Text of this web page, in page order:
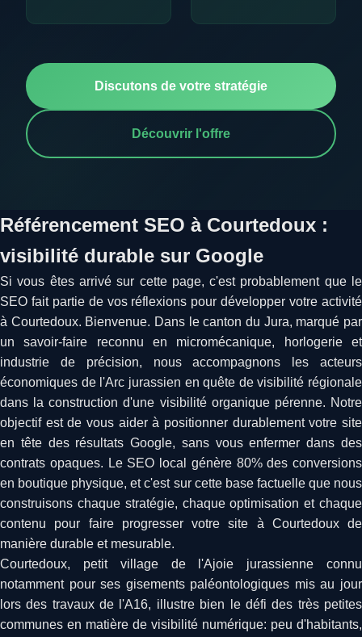
Discutons de votre stratégie
Découvrir l'offre
Référencement SEO à Courtedoux :
visibilité durable sur Google
Si vous êtes arrivé sur cette page, c'est probablement que le
SEO fait partie de vos réflexions pour développer votre activité
à Courtedoux. Bienvenue. Dans le canton du Jura, marqué par
un savoir-faire reconnu en micromécanique, horlogerie et
industrie de précision, nous accompagnons les acteurs
économiques de l'Arc jurassien en quête de visibilité régionale
dans la construction d'une visibilité organique pérenne. Notre
objectif est de vous aider à positionner durablement votre site
en tête des résultats Google, sans vous enfermer dans des
contrats opaques. Le SEO local génère 80% des conversions
en boutique physique, et c'est sur cette base factuelle que nous
construisons chaque stratégie, chaque optimisation et chaque
contenu pour faire progresser votre site à Courtedoux de
manière durable et mesurable.
Courtedoux, petit village de l'Ajoie jurassienne connu
notamment pour ses gisements paléontologiques mis au jour
lors des travaux de l'A16, illustre bien le défi des très petites
communes en matière de visibilité numérique: peu d'habitants,